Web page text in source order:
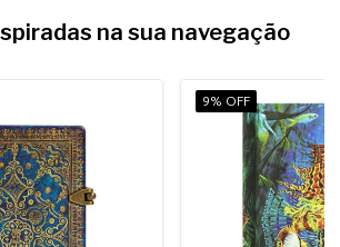
na sua navegação
9% OFF